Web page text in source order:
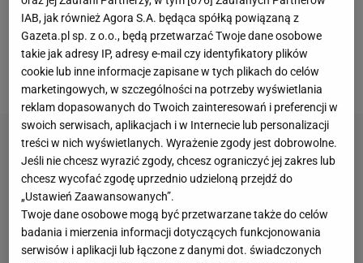
na treningu był na tyle niefortunny, że musiałam
przejść operację" - poinformowała w mediach
społecznościowych, dodając,że jest to jeden z
trudniejszych momentów w jej karierze.
IAB, jak również Agora S.A. będąca spółką powiązaną z
Gazeta.pl sp. z o.o., będą przetwarzać Twoje dane osobowe
takie jak adresy IP, adresy e-mail czy identyfikatory plików
cookie lub inne informacje zapisane w tych plikach do celów
marketingowych, w szczególności na potrzeby wyświetlania
reklam dopasowanych do Twoich zainteresowań i preferencji w
swoich serwisach, aplikacjach i w Internecie lub personalizacji
treści w nich wyświetlanych. Wyrażenie zgody jest dobrowolne.
Jeśli nie chcesz wyrazić zgody, chcesz ograniczyć jej zakres lub
chcesz wycofać zgodę uprzednio udzieloną przejdź do
„Ustawień Zaawansowanych”.
Twoje dane osobowe mogą być przetwarzane także do celów
badania i mierzenia informacji dotyczących funkcjonowania
serwisów i aplikacji lub łączone z danymi dot. świadczonych